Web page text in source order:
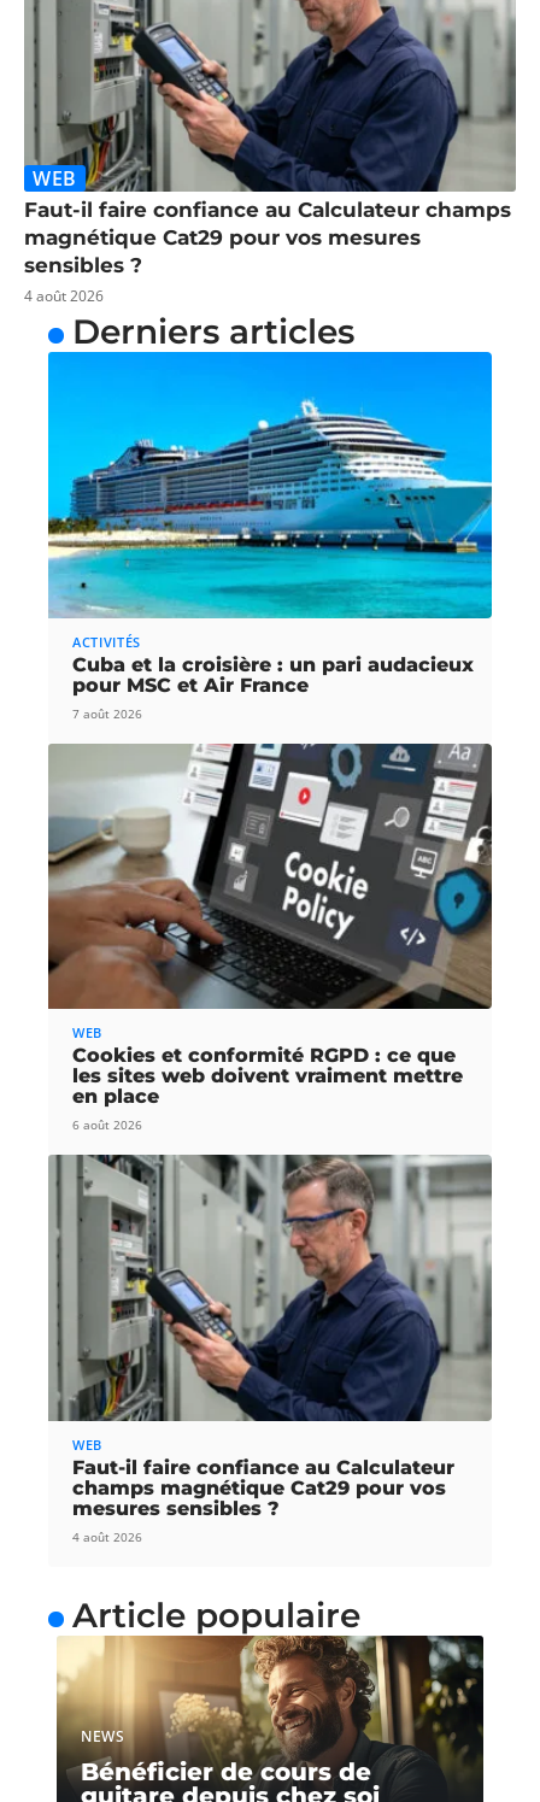
WEB
Faut-il faire confiance au Calculateur champs
magnétique Cat29 pour vos mesures
sensibles ?
4 août 2026
Derniers articles
ACTIVITÉS
Cuba et la croisière : un pari audacieux
pour MSC et Air France
7 août 2026
WEB
Cookies et conformité RGPD : ce que
les sites web doivent vraiment mettre
en place
6 août 2026
WEB
Faut-il faire confiance au Calculateur
champs magnétique Cat29 pour vos
mesures sensibles ?
4 août 2026
Article populaire
NEWS
Bénéficier de cours de